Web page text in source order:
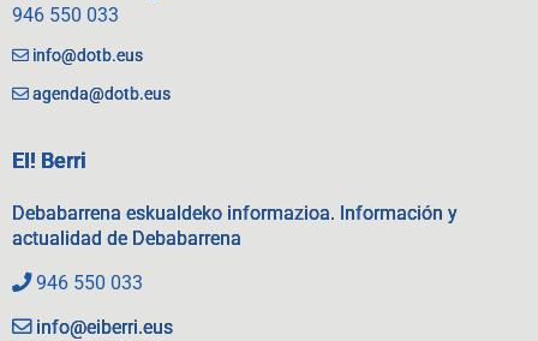
946 550 033
info@dotb.eus
agenda@dotb.eus
EI! Berri
Debabarrena eskualdeko informazioa. Información y
actualidad de Debabarrena
946 550 033
info@eiberri.eus